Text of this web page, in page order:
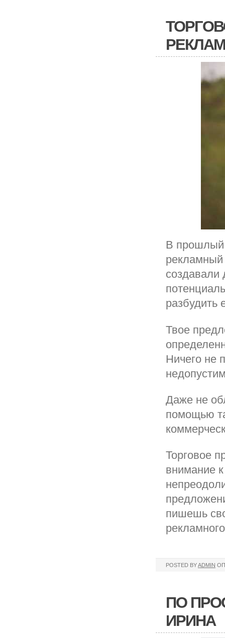
В прошлый
рекламный
создавали
разбудить
Твое
Ничего не
Даже не
помощью
Торговое
внимание
пишешь
POSTED BYADMIN
ПО
ИРИНА